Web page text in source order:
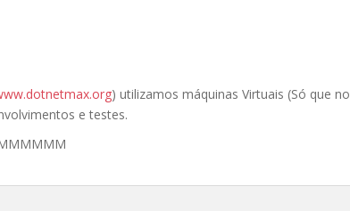
) utilizamos máquinas Virtuais (Só que no
e testes.